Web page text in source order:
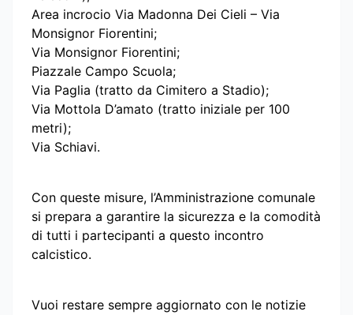
Area incrocio Via Madonna Dei Cieli – Via
Monsignor Fiorentini;
Via Monsignor Fiorentini;
Piazzale Campo Scuola;
Via Paglia (tratto da Cimitero a Stadio);
Via Mottola D’amato (tratto iniziale per 100
metri);
Via Schiavi.
Con queste misure, l’Amministrazione comunale
si prepara a garantire la sicurezza e la comodità
di tutti i partecipanti a questo incontro
calcistico.
Vuoi restare sempre aggiornato con le notizie